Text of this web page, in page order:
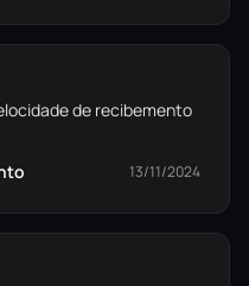
de recibemento
13/11/2024